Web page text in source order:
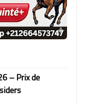
– Prix de